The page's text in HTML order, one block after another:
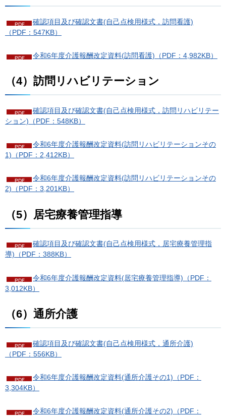
確認項目及び確認文書(自己点検用様式，訪問看護)
（PDF：547KB）
令和6年度介護報酬改定資料(訪問看護)（PDF：4,982KB）
（4）訪問リハビリテーション
確認項目及び確認文書(自己点検用様式，訪問リハビリテー
ション)（PDF：548KB）
令和6年度介護報酬改定資料(訪問リハビリテーションその
1)（PDF：2,412KB）
令和6年度介護報酬改定資料(訪問リハビリテーションその
2)（PDF：3,201KB）
（5）居宅療養管理指導
確認項目及び確認文書(自己点検用様式，居宅療養管理指
導)（PDF：388KB）
令和6年度介護報酬改定資料(居宅療養管理指導)（PDF：
3,012KB）
（6）通所介護
確認項目及び確認文書(自己点検用様式，通所介護)
（PDF：556KB）
令和6年度介護報酬改定資料(通所介護その1)（PDF：
3,304KB）
令和6年度介護報酬改定資料(通所介護その2)（PDF：